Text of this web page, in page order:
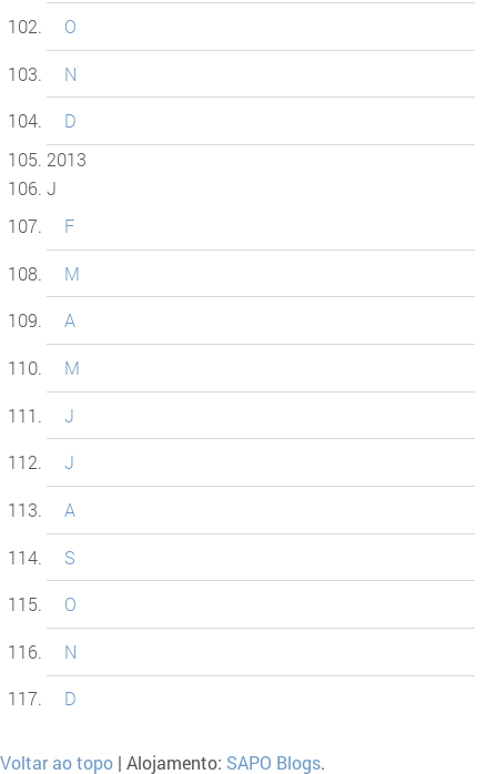
O
N
D
2013
J
F
M
A
M
J
J
A
S
O
N
D
Voltar ao topo | Alojamento: SAPO Blogs.